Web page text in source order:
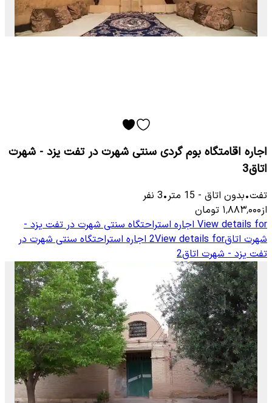
اجاره اقامتگاه بوم گردی سنتی شهرت در تفت یزد - شهرت
اتاق3
تفت•بدون اتاق -
15 متر•
3 نفر
از۱٬۸۸۳٬۰۰۰ تومان
View details for اجاره استراحتگاه سنتی شهرت در تفت یزد -
شهرت اتاق2View details for اجاره استراحتگاه سنتی شهرت در
تفت یزد - شهرت اتاق2